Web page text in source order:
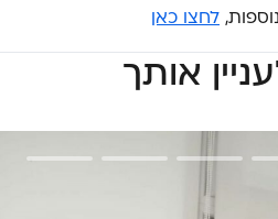
לחצו כאן
אותך